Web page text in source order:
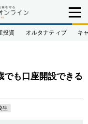
投資 オルタナティブ キ
でも口座開設できる
生